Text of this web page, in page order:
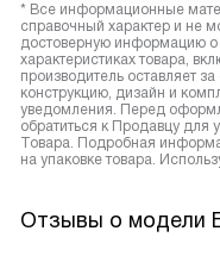
* Все информационные
справочный характер и не
достоверную информацию о
характеристиках товара,
производитель оставляет
конструкцию, дизайн и
уведомления. Перед
обратиться к Продавцу для
Товара. Подробная
на упаковке товара.
Отзывы о модели